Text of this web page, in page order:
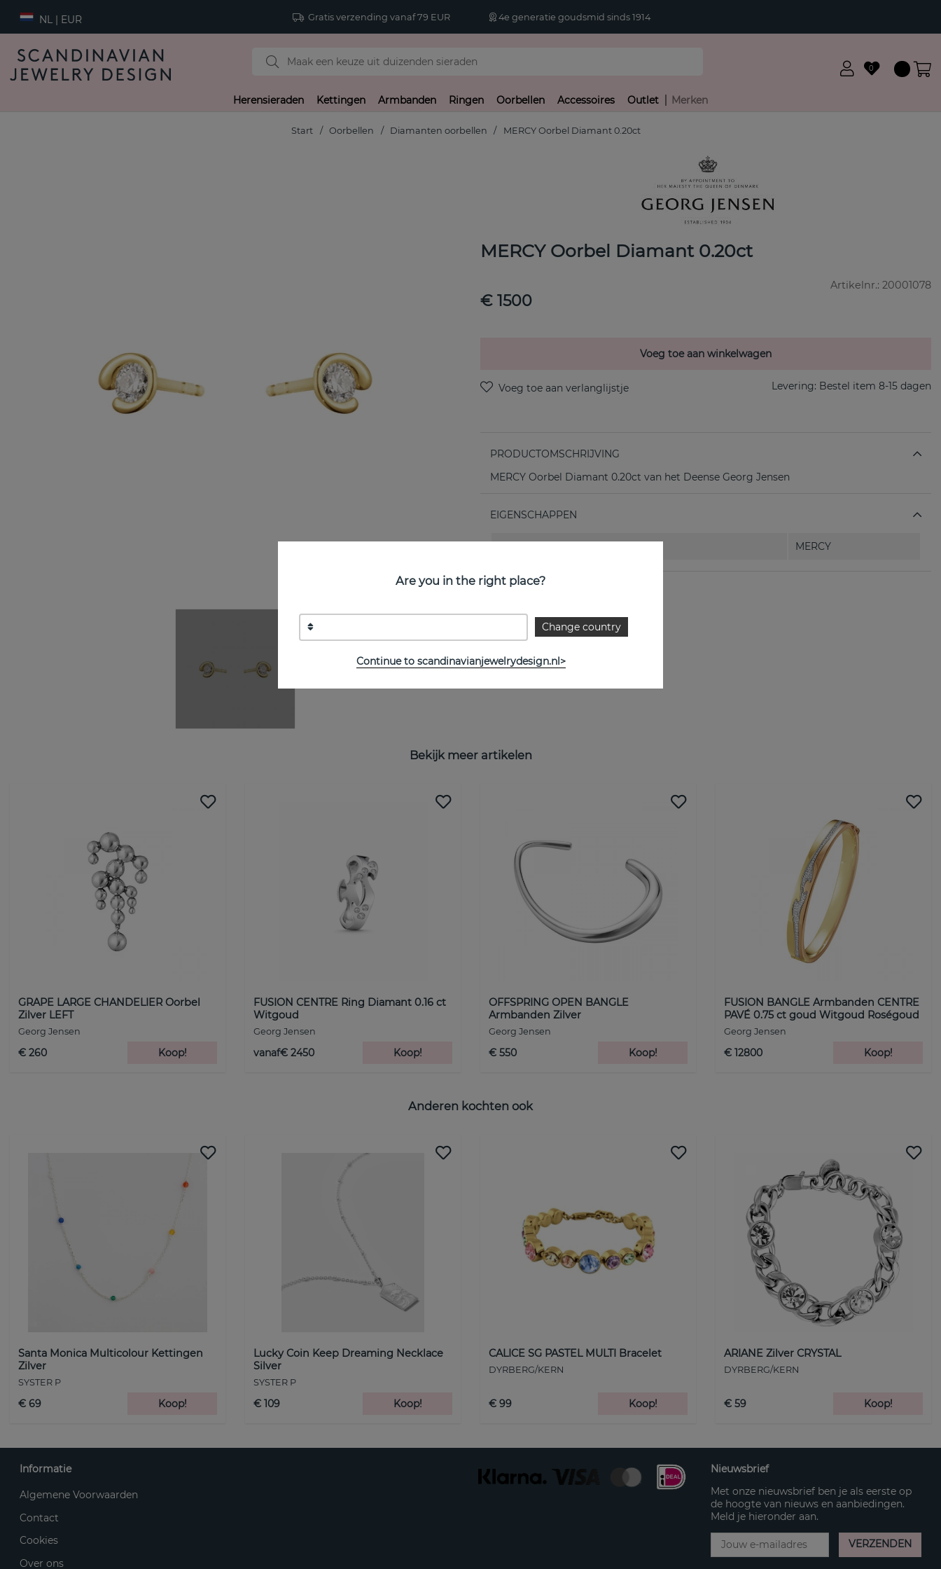
NL | EUR Gratis verzending vanaf 79 EUR 4e generatie goudsmid sinds 1914
0
Herensieraden Kettingen Armbanden Ringen Oorbellen Accessoires Outlet Merken
Start Oorbellen Diamanten oorbellen MERCY Oorbel Diamant 0.20ct
MERCY Oorbel Diamant 0.20ct
Artikelnr.: 20001078
€ 1500
Voeg toe aan winkelwagen
Levering: Bestel item 8-15 dagen
PRODUCTOMSCHRIJVING
MERCY Oorbel Diamant 0.20ct van het Deense Georg Jensen
EIGENSCHAPPEN
MERCY
Bekijk meer artikelen
GRAPE LARGE CHANDELIER Oorbel
Zilver LEFT
Georg Jensen
€ 260 Koop!
FUSION CENTRE Ring Diamant 0.16 ct
Witgoud
Georg Jensen
vanaf€ 2450 Koop!
OFFSPRING OPEN BANGLE
Armbanden Zilver
Georg Jensen
€ 550 Koop!
FUSION BANGLE Armbanden CENTRE
PAVÉ 0.75 ct goud Witgoud Roségoud
Georg Jensen
€ 12800 Koop!
Anderen kochten ook
Santa Monica Multicolour Kettingen
Zilver
SYSTER P
€ 69 Koop!
Lucky Coin Keep Dreaming Necklace
Silver
SYSTER P
€ 109 Koop!
CALICE SG PASTEL MULTI Bracelet
DYRBERG/KERN
€ 99 Koop!
ARIANE Zilver CRYSTAL
DYRBERG/KERN
€ 59 Koop!
Are you in the right place?
Change country
Continue to scandinavianjewelrydesign.nl>
Informatie
Algemene Voorwaarden
Contact
Cookies
Over ons
Nieuwsbrief
Met onze nieuwsbrief ben je als eerste op
de hoogte van nieuws en aanbiedingen.
Meld je hieronder aan.
VERZENDEN